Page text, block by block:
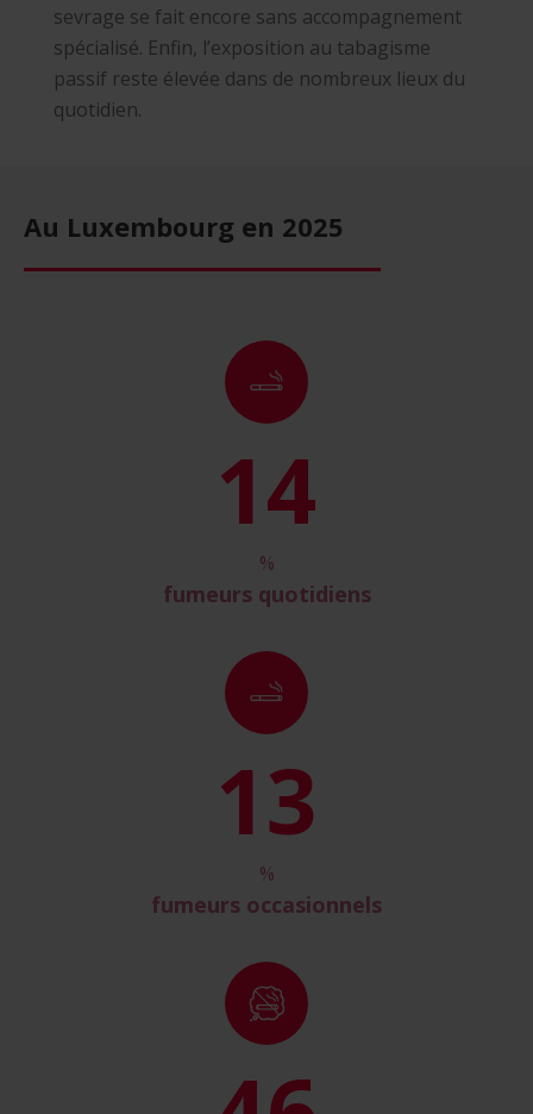
sevrage se fait encore sans accompagnement
spécialisé. Enfin, l’exposition au tabagisme
passif reste élevée dans de nombreux lieux du
quotidien.
Au Luxembourg en 2025
16
%
fumeurs quotidiens
15
%
fumeurs occasionnels